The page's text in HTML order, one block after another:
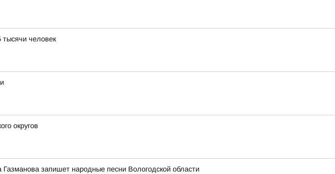
тысячи человек
округов
запишет народные песни Вологодской области